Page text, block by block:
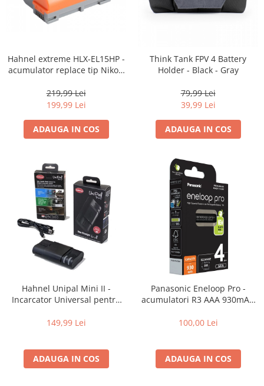
Camere Video Cinematice
Accesorii drone
Lampi video
Stabilizatoare (Gimbal) / Steady
Accesorii diverse pt camere video
Camere Video Cinematice
Drone
Camere Video Compacte
Trepiede si monopiede
Trepiede foto
Trepiede video
Trepied / Monopied Carbon
webcam-uri
Hahnel extreme HLX-EL15HP -
acumulator replace tip Nikon
219,99 Lei
199,99 Lei
ADAUGA IN COS
Think Tank FPV 4 Battery
Holder - Black - Gray
79,99 Lei
39,99 Lei
ADAUGA IN COS
Hahnel Unipal Mini II -
Incarcator Universal pentru
149,99 Lei
ADAUGA IN COS
Panasonic Eneloop Pro -
acumulatori R3 AAA 930mAh
100,00 Lei
ADAUGA IN COS